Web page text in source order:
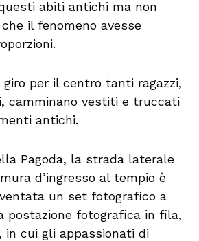
abiti antichi ma non
il fenomeno avesse
giro per il centro tanti ragazzi,
camminano vestiti e truccati
antichi.
Pagoda, la strada laterale
d’ingresso al tempio è
un set fotografico a
postazione fotografica in fila,
in cui gli appassionati di